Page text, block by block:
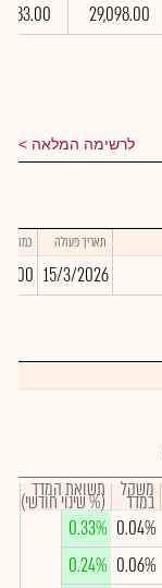
29,098.00
לרשימה המלאה
תאריך פעולה כמות
15/3/2026
משקל
במדד תשואת המדד
(% שינוי חודשי)
0.04%
0.33%
0.06%
0.24%